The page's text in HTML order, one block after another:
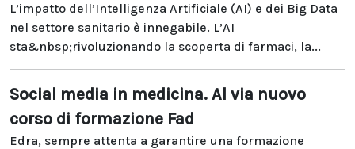
L’impatto dell’Intelligenza Artificiale (AI) e dei Big Data
nel settore sanitario è innegabile. L’AI
sta&nbsp;rivoluzionando la scoperta di farmaci, la...
Social media in medicina. Al via nuovo
corso di formazione Fad
Edra, sempre attenta a garantire una formazione